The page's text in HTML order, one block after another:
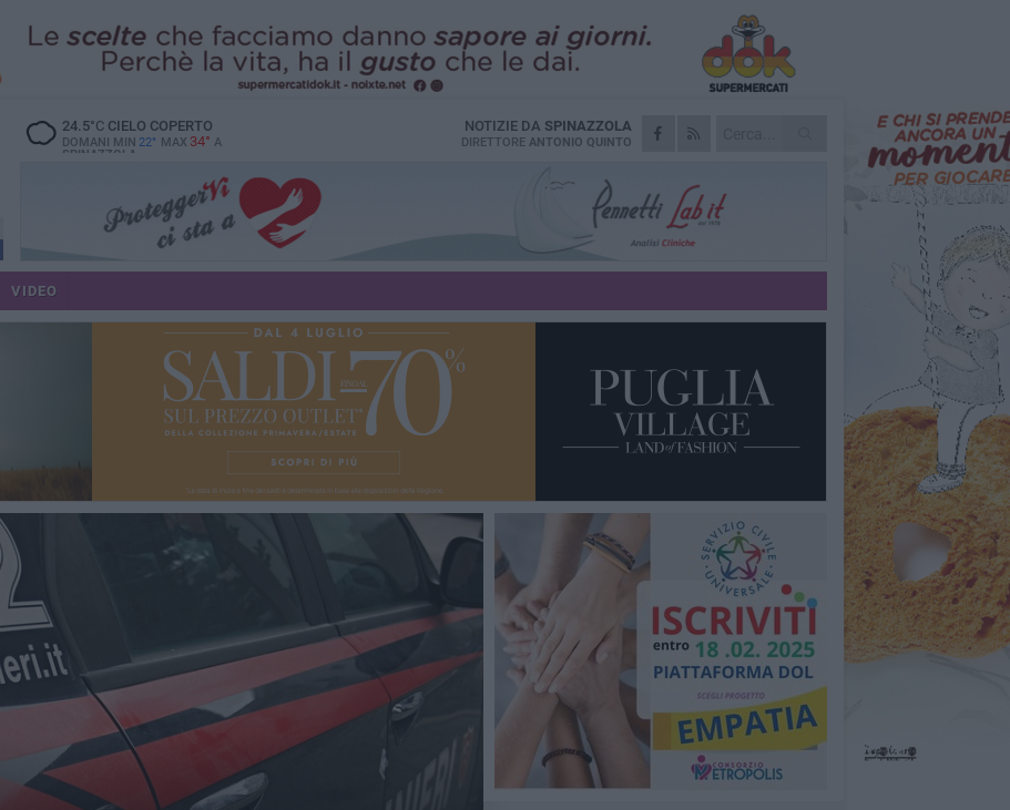
24.5°CCIELO COPERTO
DOMANI MIN 22° MAX 34° A
SPINAZZOLA
NOTIZIE DA SPINAZZOLA
DIRETTORE ANTONIO QUINTO
VIDEO